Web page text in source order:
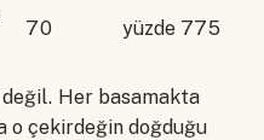
70 yüzde 775
Her basamakta
o çekirdeğin doğduğu